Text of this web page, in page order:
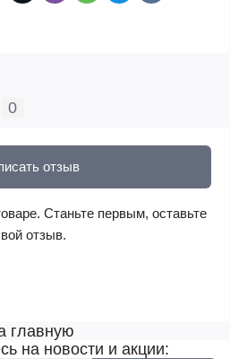
0
отзыв
Станьте первым, оставьте
отзыв.
главную
на новости и акции: